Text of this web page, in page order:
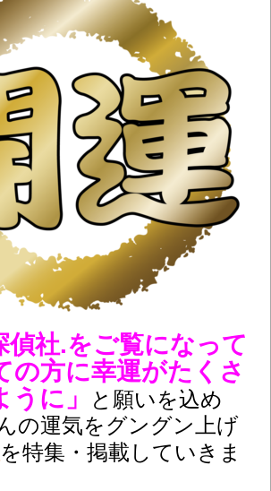
偵社.をご覧になって
の方に幸運がたくさ
に」
と願いを込め
の運気をグングン上げ
を特集・掲載していきま